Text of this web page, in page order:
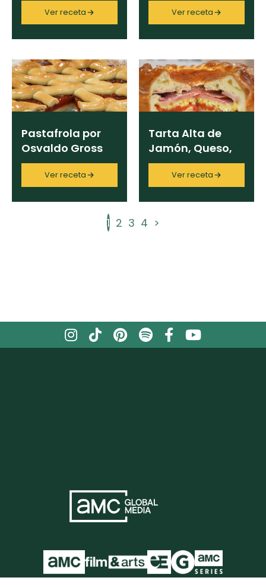
Ver receta Ver receta
Pastafrola por
Osvaldo Gross
Ver receta
Tarta Alta de
Jamón, Queso,
Huevo y Tomate
Ver receta
1 2 3 4 >